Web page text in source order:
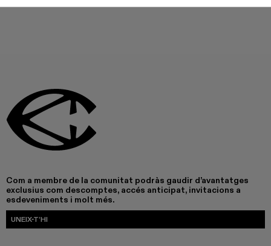
Com a membre de la comunitat podràs gaudir d’avantatges
exclusius com descomptes, accés anticipat, invitacions a
esdeveniments i molt més.
UNEIX-T’HI